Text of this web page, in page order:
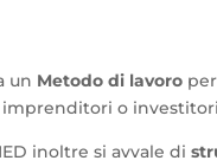
un Metodo di lavoro
o
inoltre si avvale di